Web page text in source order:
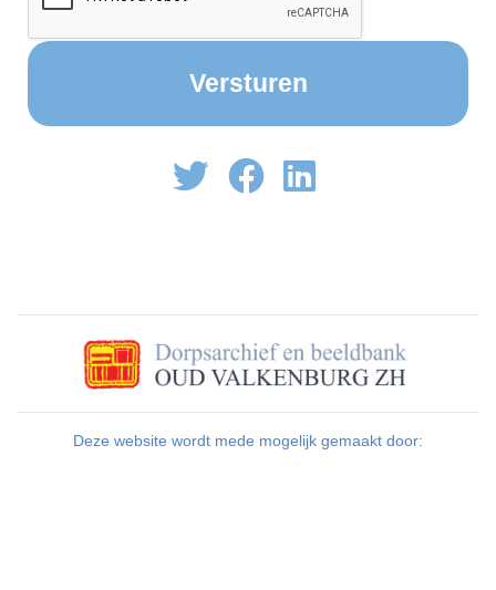
Deze website wordt mede mogelijk gemaakt door: